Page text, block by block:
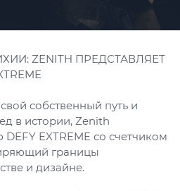
ZENITH ПРЕДСТАВЛЯЕТ
собственный путь и
в истории, Zenith
EXTREME со счетчиком
границы
и дизайне.